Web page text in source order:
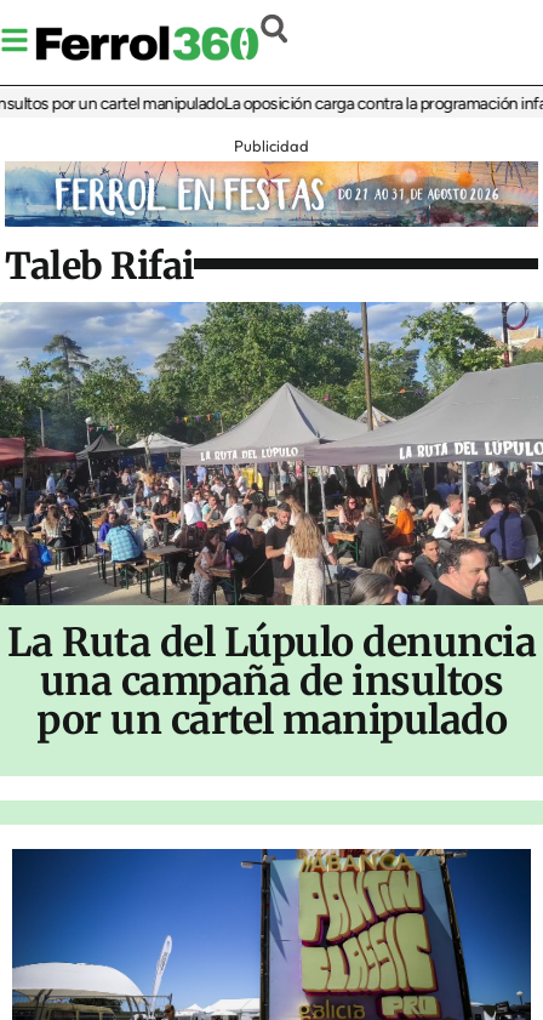
por un cartel manipuladoLa oposición carga contra la programación infantil
Publicidad
Taleb Rifai
La Ruta del Lúpulo denuncia
una campaña de insultos
por un cartel manipulado